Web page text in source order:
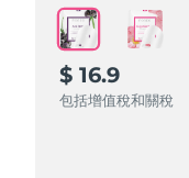
$ 16.9
包括增值稅和關稅
$ 16.9
包括增值稅和關稅
$ 16.9
包括增值稅和關稅
$ 16.9
包括增值稅和關稅
$ 16.9
包括增值稅和關稅